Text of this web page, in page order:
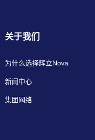
关于我们
为什么选择辉立Nova
新闻中心
集团网络